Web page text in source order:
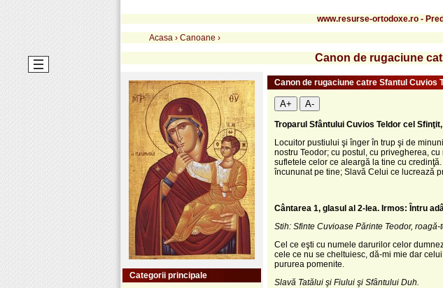
www.resurse-ortodoxe.ro -
Acasa › Canoane ›
Canon de rugaciune
Canon de rugaciune catre Sfantul Cuvios
A+ A-
Troparul Sfântului Cuvios Teldor cel
Locuitor pustiului şi înger în trup şi de
nostru Teodor; cu postul, cu privegherea,
sufletele celor ce aleargă la tine cu
încununat pe tine; Slavă Celui ce lucrează
Cântarea 1, glasul al 2-lea. Irmos: Întru
Stih: Sfinte Cuvioase Părinte Teodor,
Cel ce eşti cu numele darurilor celor
cele ce nu se cheltuiesc, dă-mi mie dar
pururea pomenite.
Slavă Tatălui şi Fiului şi Sfântului Duh.
Categorii principale